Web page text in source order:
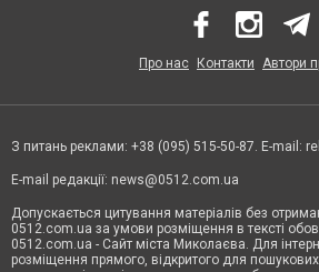
Про нас Контакти Автори
З питань реклами: +38 (095) 515-50-87. E-mail:
E-mail редакції: news@0512.com.ua
Допускається цитування матеріалів без
0512.com.ua за умови розміщення в тексті
0512.com.ua - Сайт міста Миколаєва. Для
розміщення прямого, відкритого для